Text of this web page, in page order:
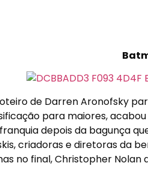
de Darren Aronofsky
para maiores,
depois da bagunça
criadoras e diretoras da
no final, Christopher Nolan